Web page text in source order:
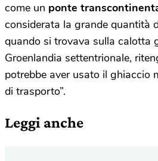
come un ponte
considerata la grande quantità
quando si trovava sulla calotta
Groenlandia settentrionale,
potrebbe aver usato il ghiaccio
di trasporto”.
Leggi anche